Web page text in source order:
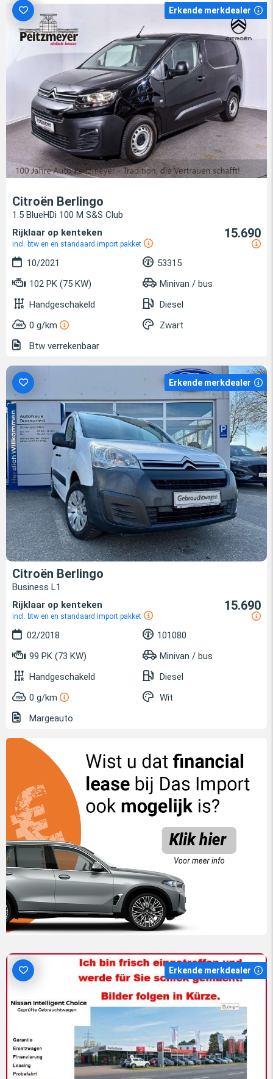
Erkende merkdealer
Citroën Berlingo
1.5 BlueHDi 100 M S&S Club
Rijklaar op kenteken
incl. btw en en standaard import pakket
15.690
10/2021
53315
102 PK (75 KW)
Minivan / bus
Handgeschakeld
Diesel
0 g/km
Zwart
Btw verrekenbaar
Erkende merkdealer
Citroën Berlingo
Business L1
Rijklaar op kenteken
incl. btw en en standaard import pakket
15.690
02/2018
101080
99 PK (73 KW)
Minivan / bus
Handgeschakeld
Diesel
0 g/km
Wit
Margeauto
Erkende merkdealer